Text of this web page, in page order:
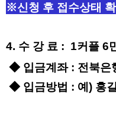
※신청 후 접수상태
4. 수 강 료 : 1커플 6
◆ 입금계좌 : 전북은
◆ 입금방법 : 예 ) 홍